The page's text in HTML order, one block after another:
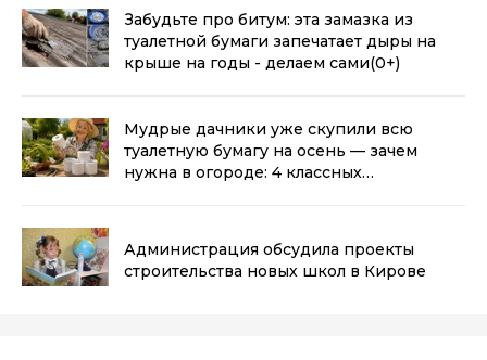
Забудьте про битум: эта замазка из
туалетной бумаги запечатает дыры на
крыше на годы - делаем сами(0+)
Мудрые дачники уже скупили всю
туалетную бумагу на осень — зачем
нужна в огороде: 4 классных
Администрация обсудила проекты
строительства новых школ в Кирове